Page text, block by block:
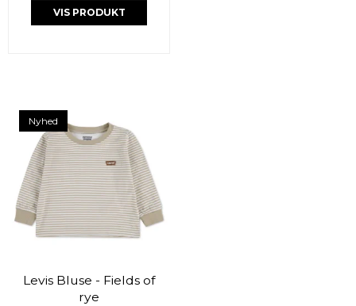
VIS PRODUKT
Nyhed
Levis Bluse - Fields of
rye